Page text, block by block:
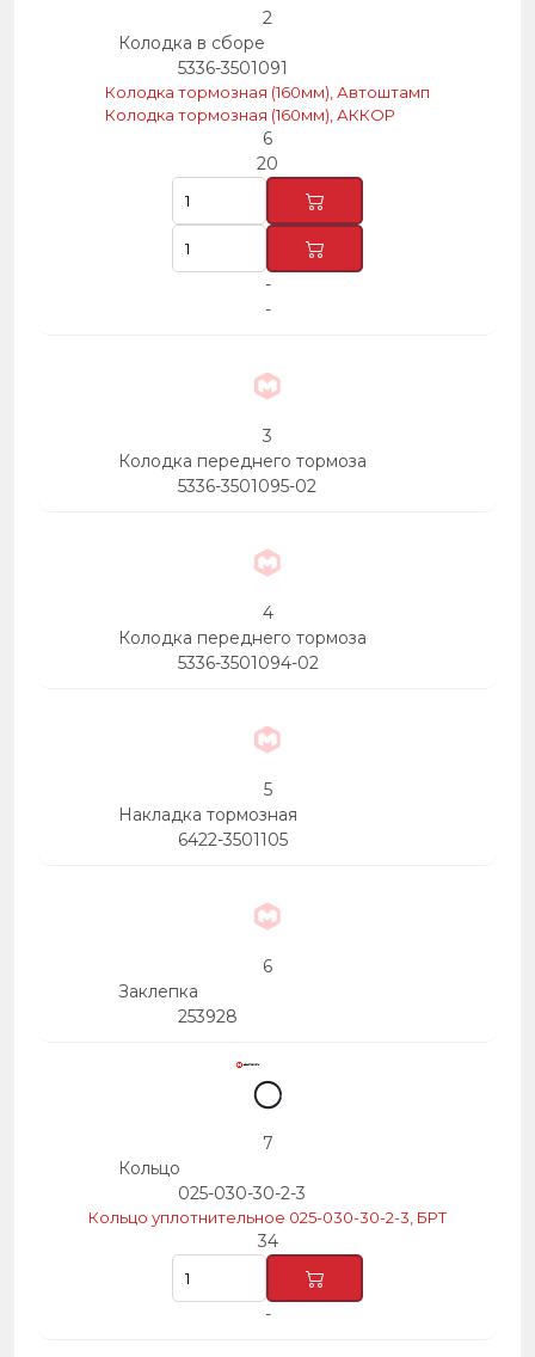
2
Колодка в сборе
5336-3501091
Колодка тормозная (160мм), Автоштамп
Колодка тормозная (160мм), АККОР
6
20
-
-
3
Колодка переднего тормоза
5336-3501095-02
4
Колодка переднего тормоза
5336-3501094-02
5
Накладка тормозная
6422-3501105
6
Заклепка
253928
7
Кольцо
025-030-30-2-3
Кольцо уплотнительное 025-030-30-2-3, БРТ
34
-